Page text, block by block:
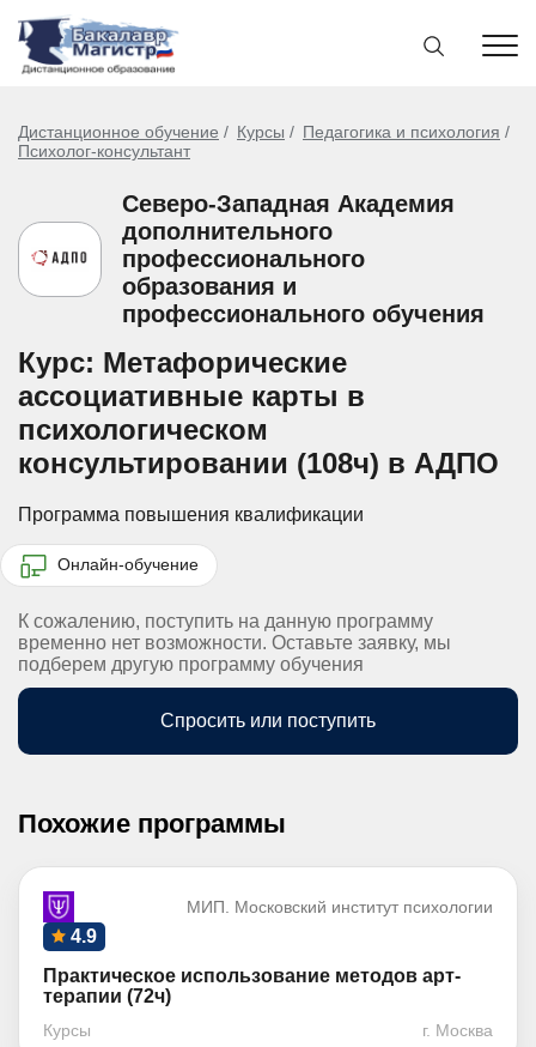
Дистанционное обучение Курсы
Педагогика и психология
Психолог-консультант
Северо-Западная Академия
дополнительного
профессионального
образования и
профессионального обучения
Курс: Метафорические
ассоциативные карты в
психологическом
консультировании (108ч) в АДПО
Программа повышения квалификации
Онлайн-обучение
К сожалению, поступить на данную программу
временно нет возможности. Оставьте заявку, мы
подберем другую программу обучения
Спросить или поступить
Похожие программы
МИП. Московский институт психологии
4.9
Практическое использование методов арт-
терапии (72ч)
Курсы г. Москва